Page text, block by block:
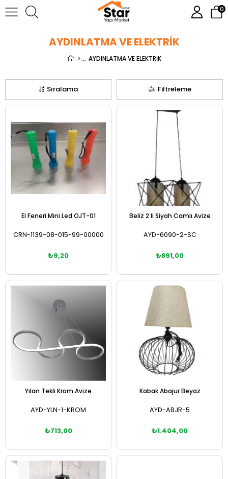
0
AYDINLATMA VE ELEKTRİK
AYDINLATMA VE ELEKTRİK
Filtreleme
Sıralama
El Feneri Mini Led OJT-01
CRN-1139-08-015-99-00000
₺9,20
Sepete Ekle
Beliz 2 li Siyah Camlı Avize
AYD-6090-2-SC
₺891,00
Sepete Ekle
Yılan Tekli Krom Avize
AYD-YLN-1-KROM
₺713,00
Sepete Ekle
Kabak Abajur Beyaz
AYD-ABJR-5
₺1.404,00